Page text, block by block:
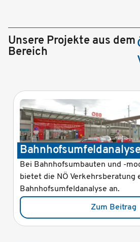
Unsere Projekte aus dem
Bereich
Bei Bahnhofsumbauten und -
bietet die NÖ Verkehrsberatung
Bahnhofsumfeldanalyse an.
Zum Beitrag